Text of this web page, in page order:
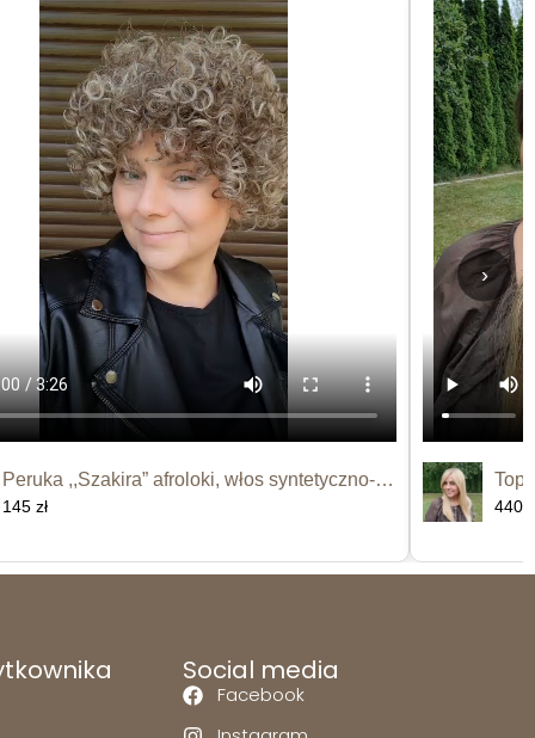
›
Peruka ,,Szakira” afroloki, włos syntetyczno-termiczny
145 zł 440
Social media
Facebook